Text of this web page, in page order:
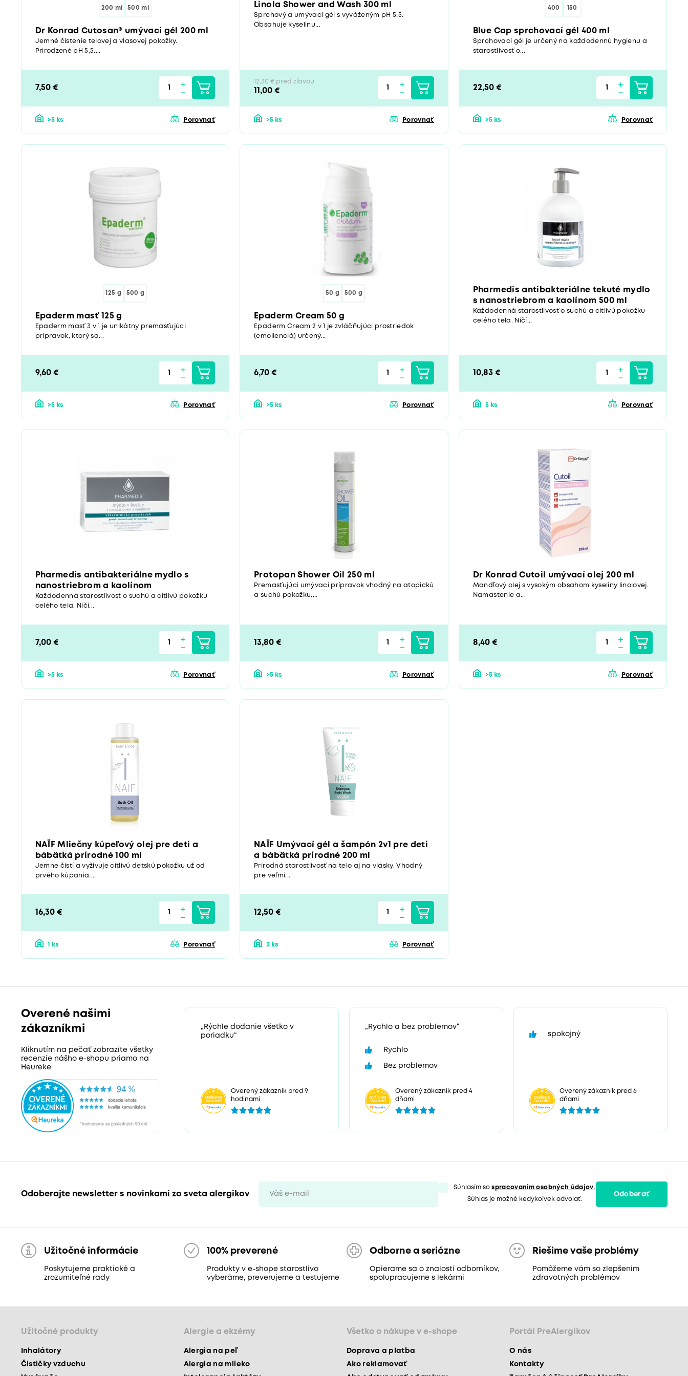
200 ml 500 ml
Dr Konrad Cutosan® umývací gél 200 ml
Jemné čistenie telovej a vlasovej pokožky.
Prirodzené pH 5,5....
7,50 €
>5 ks Porovnať
Linola Shower and Wash 300 ml
Sprchový a umývací gél s vyváženým pH 5,5.
Obsahuje kyselinu...
12,30 € pred zľavou
11,00 €
>5 ks Porovnať
400 150
Blue Cap sprchovací gél 400 ml
Sprchovací gél je určený na každodennú hygienu a
starostlivosť o...
22,50 €
>5 ks Porovnať
125 g 500 g
Epaderm masť 125 g
Epaderm masť 3 v 1 je unikátny premasťujúci
prípravok, ktorý sa...
9,60 €
>5 ks Porovnať
50 g 500 g
Epaderm Cream 50 g
Epaderm Cream 2 v 1 je zvláčňujúci prostriedok
(emolienciá) určený...
6,70 €
>5 ks Porovnať
Pharmedis antibakteriálne tekuté mydlo
s nanostriebrom a kaolínom 500 ml
Každodenná starostlivosť o suchú a citlivú pokožku
celého tela. Ničí...
10,83 €
5 ks Porovnať
Pharmedis antibakteriálne mydlo s
nanostriebrom a kaolínom
Každodenná starostlivosť o suchú a citlivú pokožku
celého tela. Ničí...
7,00 €
>5 ks Porovnať
Protopan Shower Oil 250 ml
Premasťujúci umývací prípravok vhodný na atopickú
a suchú pokožku....
13,80 €
>5 ks Porovnať
Dr Konrad Cutoil umývací olej 200 ml
Mandľový olej s vysokým obsahom kyseliny linolovej.
Namastenie a...
8,40 €
>5 ks Porovnať
NAÏF Mliečny kúpeľový olej pre deti a
bábätká prírodné 100 ml
Jemne čistí a vyživuje citlivú detskú pokožku už od
prvého kúpania....
16,30 €
1 ks Porovnať
NAÏF Umývací gél a šampón 2v1 pre deti
a bábätká prírodné 200 ml
Prírodná starostlivosť na telo aj na vlásky. Vhodný
pre veľmi...
12,50 €
3 ks Porovnať
Overené našimi
zákazníkmi
Kliknutím na pečať zobrazíte všetky
recenzie nášho e-shopu priamo na
Heureke
„Rýchle dodanie všetko v
poriadku“
Overený zákazník pred 9
hodinami
„Rychlo a bez problemov“
Rychlo
Bez problemov
Overený zákazník pred 4
dňami
spokojný
Overený zákazník pred 6
dňami
Odoberajte newsletter s novinkami zo sveta alergikov
Súhlasím sospracovaním osobných údajov.
Súhlas je možné kedykoľvek odvolať.
Odoberať
Užitočné informácie
Poskytujeme praktické a
zrozumiteľné rady
100% preverené
Produkty v e-shope starostlivo
vyberáme, preverujeme a testujeme
Odborne a seriózne
Opierame sa o znalosti odborníkov,
spolupracujeme s lekármi
Riešime vaše problémy
Pomôžeme vám so zlepšením
zdravotných problémov
Užitočné produkty
Inhalátory
Čističky vzduchu
Alergie a ekzémy
Alergia na peľ
Alergia na mlieko
Všetko o nákupe v e-shope
Doprava a platba
Ako reklamovať
Portál PreAlergikov
O nás
Kontakty